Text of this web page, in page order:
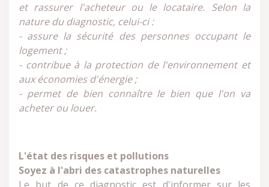
et rassurer l'acheteur ou le locataire. Selon la
nature du diagnostic, celui-ci :
- assure la sécurité des personnes occupant le
logement ;
- contribue à la protection de l'environnement et
aux économies d'énergie ;
- permet de bien connaître le bien que l'on va
acheter ou louer.
L'état des risques et pollutions
Soyez à l'abri des catastrophes naturelles